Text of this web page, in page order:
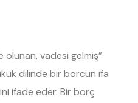
olunan, vadesi gelmiş”
dilinde bir borcun ifa
ifade eder. Bir borç